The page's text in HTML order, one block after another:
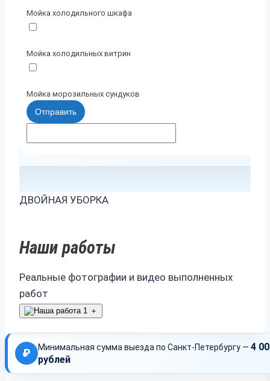
Мойка холодильного шкафа
Мойка холодильных витрин
Мойка морозильных сундуков
Отправить
ДВОЙНАЯ УБОРКА
Наши работы
Реальные фотографии и видео выполненных
работ
＋
₽ Минимальная сумма выезда по Санкт-Петербургу — 4
рублей